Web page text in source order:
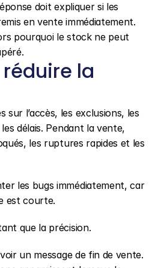
doit expliquer si les
en vente immédiatement.
pourquoi le stock ne peut
la
sur l’accès, les exclusions, les
délais. Pendant la vente,
les ruptures rapides et les
les bugs immédiatement, car
est courte.
que la précision.
un message de fin de vente.